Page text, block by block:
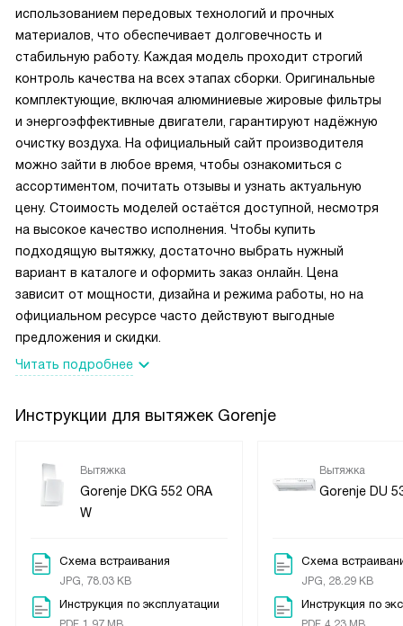
использованием передовых технологий и прочных
материалов, что обеспечивает долговечность и
стабильную работу. Каждая модель проходит строгий
контроль качества на всех этапах сборки. Оригинальные
комплектующие, включая алюминиевые жировые фильтры
и энергоэффективные двигатели, гарантируют надёжную
очистку воздуха. На официальный сайт производителя
можно зайти в любое время, чтобы ознакомиться с
ассортиментом, почитать отзывы и узнать актуальную
цену. Стоимость моделей остаётся доступной, несмотря
на высокое качество исполнения. Чтобы купить
подходящую вытяжку, достаточно выбрать нужный
вариант в каталоге и оформить заказ онлайн. Цена
зависит от мощности, дизайна и режима работы, но на
официальном ресурсе часто действуют выгодные
предложения и скидки.
Читать подробнее
Инструкции для вытяжек Gorenje
Вытяжка
Gorenje DKG 552 ORA
W
Схема встраивания
JPG, 78.03 KB
Инструкция по эксплуатации
Вытяжка
Gorenje DU
Схема
JPG, 28.29 KB
Инструкция по